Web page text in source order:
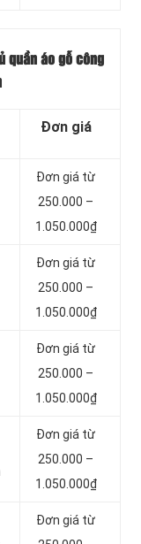
quần áo gỗ công
Đơn giá
Đơn giá từ
250.000 –
1.050.000₫
Đơn giá từ
250.000 –
1.050.000₫
Đơn giá từ
250.000 –
1.050.000₫
Đơn giá từ
250.000 –
1.050.000₫
Đơn giá từ